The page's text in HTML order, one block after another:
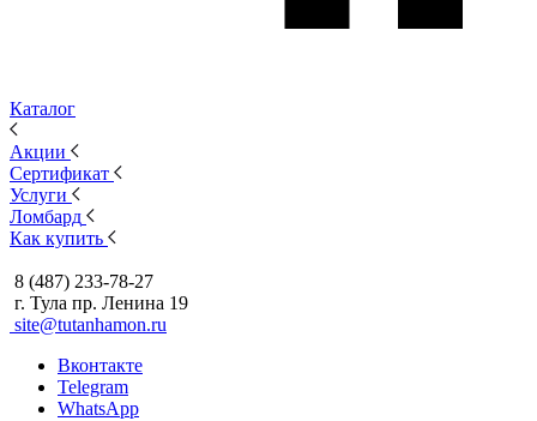
Каталог
Акции
Сертификат
Услуги
Ломбард
Как купить
8 (487) 233-78-27
г. Тула пр. Ленина 19
site@tutanhamon.ru
Вконтакте
Telegram
WhatsApp